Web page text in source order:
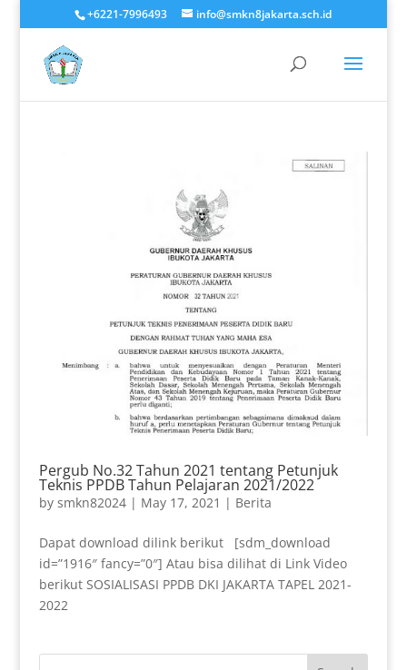
+6221-7996493 info@smkn8jakarta.sch.id
Pergub No.32 Tahun 2021 tentang Petunjuk
Teknis PPDB Tahun Pelajaran 2021/2022
by smkn82024| May 17, 2021 | Berita
Dapat download dilink berikut [sdm_download
id=”1916″ fancy=”0″] Atau bisa dilihat di Link Video
berikut SOSIALISASI PPDB DKI JAKARTA TAPEL 2021-
2022